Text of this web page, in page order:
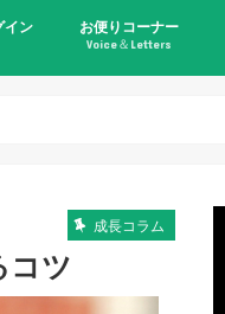
イン お便りコーナー
Voice＆Letters
成長コラム
コツ